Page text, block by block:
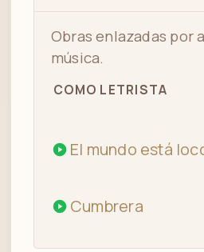
Obras enlazadas por
música.
COMO LETRISTA
El mundo está
Cumbrera